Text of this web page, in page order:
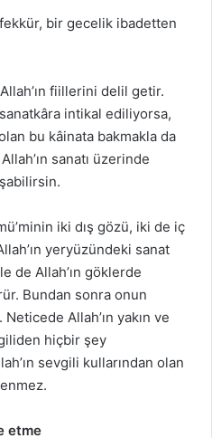
bir gecelik ibadetten
fiillerini delil getir.
intikal ediliyorsa,
bu kâinata bakmakla da
sanatı üzerinde
iki dış gözü, iki de iç
yeryüzündeki sanat
de Allah’ın göklerde
Bundan sonra onun
Allah’ın yakın ve
hiçbir şey
sevgili kullarından olan
etme